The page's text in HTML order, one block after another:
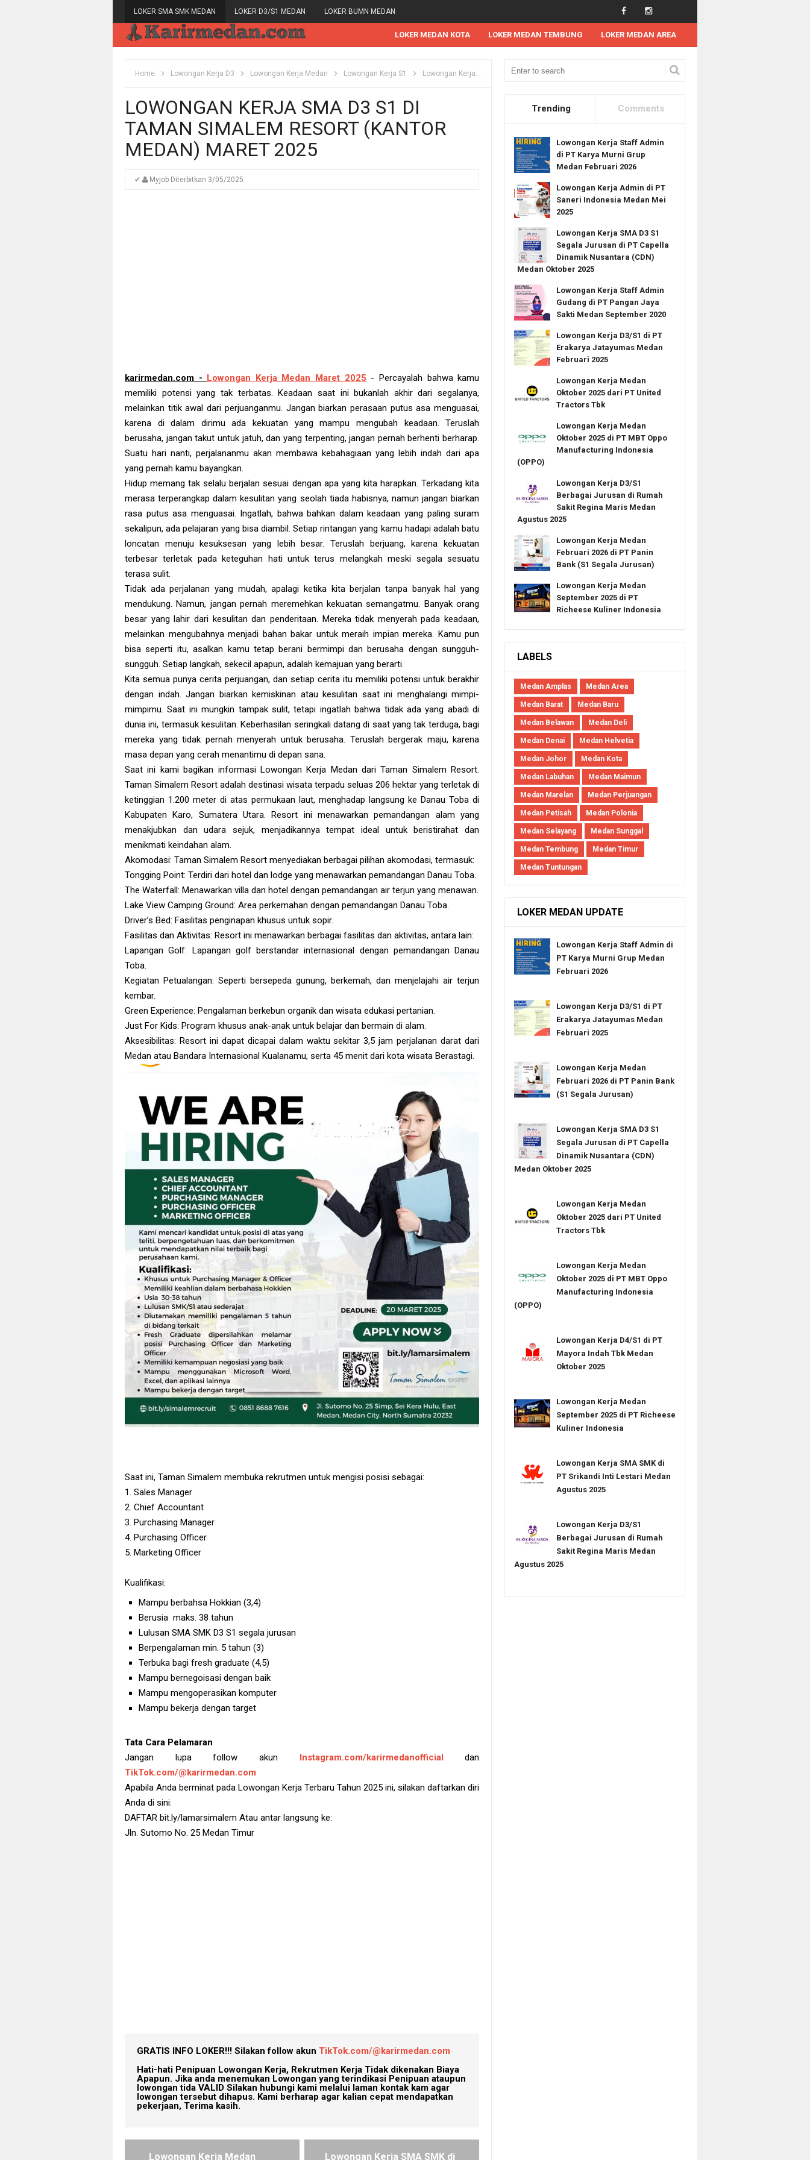
LOKER SMA SMK MEDAN LOKER D3/S1 MEDAN LOKER BUMN MEDAN
LOKER MEDAN KOTA LOKER MEDAN TEMBUNG LOKER MEDAN AREA
Home Lowongan Kerja D3 Lowongan Kerja Medan Lowongan Kerja S1 Lowongan Kerja SMA Lowongan Kerja SMK Lowongan Kerja Tahun 2025
LOWONGAN KERJA SMA D3 S1 DI
TAMAN SIMALEM RESORT (KANTOR
MEDAN) MARET 2025
✔ Myjob Diterbitkan 3/05/2025
karirmedan.com - Lowongan Kerja Medan Maret 2025 - Percayalah bahwa kamu
memiliki potensi yang tak terbatas. Keadaan saat ini bukanlah akhir dari segalanya,
melainkan titik awal dari perjuanganmu. Jangan biarkan perasaan putus asa menguasai,
karena di dalam dirimu ada kekuatan yang mampu mengubah keadaan. Teruslah
berusaha, jangan takut untuk jatuh, dan yang terpenting, jangan pernah berhenti berharap.
Suatu hari nanti, perjalananmu akan membawa kebahagiaan yang lebih indah dari apa
yang pernah kamu bayangkan.
Hidup memang tak selalu berjalan sesuai dengan apa yang kita harapkan. Terkadang kita
merasa terperangkap dalam kesulitan yang seolah tiada habisnya, namun jangan biarkan
rasa putus asa menguasai. Ingatlah, bahwa bahkan dalam keadaan yang paling suram
sekalipun, ada pelajaran yang bisa diambil. Setiap rintangan yang kamu hadapi adalah batu
loncatan menuju kesuksesan yang lebih besar. Teruslah berjuang, karena kekuatan
terbesar terletak pada keteguhan hati untuk terus melangkah meski segala sesuatu
terasa sulit.
Tidak ada perjalanan yang mudah, apalagi ketika kita berjalan tanpa banyak hal yang
mendukung. Namun, jangan pernah meremehkan kekuatan semangatmu. Banyak orang
besar yang lahir dari kesulitan dan penderitaan. Mereka tidak menyerah pada keadaan,
melainkan mengubahnya menjadi bahan bakar untuk meraih impian mereka. Kamu pun
bisa seperti itu, asalkan kamu tetap berani bermimpi dan berusaha dengan sungguh-
sungguh. Setiap langkah, sekecil apapun, adalah kemajuan yang berarti.
Kita semua punya cerita perjuangan, dan setiap cerita itu memiliki potensi untuk berakhir
dengan indah. Jangan biarkan kemiskinan atau kesulitan saat ini menghalangi mimpi-
mimpimu. Saat ini mungkin tampak sulit, tetapi ingatlah bahwa tidak ada yang abadi di
dunia ini, termasuk kesulitan. Keberhasilan seringkali datang di saat yang tak terduga, bagi
mereka yang tidak pernah menyerah untuk berusaha. Teruslah bergerak maju, karena
masa depan yang cerah menantimu di depan sana.
Saat ini kami bagikan informasi Lowongan Kerja Medan dari Taman Simalem Resort.
Taman Simalem Resort adalah destinasi wisata terpadu seluas 206 hektar yang terletak di
ketinggian 1.200 meter di atas permukaan laut, menghadap langsung ke Danau Toba di
Kabupaten Karo, Sumatera Utara. Resort ini menawarkan pemandangan alam yang
menakjubkan dan udara sejuk, menjadikannya tempat ideal untuk beristirahat dan
menikmati keindahan alam.
Akomodasi: Taman Simalem Resort menyediakan berbagai pilihan akomodasi, termasuk:
Tongging Point: Terdiri dari hotel dan lodge yang menawarkan pemandangan Danau Toba.
The Waterfall: Menawarkan villa dan hotel dengan pemandangan air terjun yang menawan.
Lake View Camping Ground: Area perkemahan dengan pemandangan Danau Toba.
Driver’s Bed: Fasilitas penginapan khusus untuk sopir.
Fasilitas dan Aktivitas: Resort ini menawarkan berbagai fasilitas dan aktivitas, antara lain:
Lapangan Golf: Lapangan golf berstandar internasional dengan pemandangan Danau
Toba.
Kegiatan Petualangan: Seperti bersepeda gunung, berkemah, dan menjelajahi air terjun
kembar.
Green Experience: Pengalaman berkebun organik dan wisata edukasi pertanian.
Just For Kids: Program khusus anak-anak untuk belajar dan bermain di alam.
Aksesibilitas: Resort ini dapat dicapai dalam waktu sekitar 3,5 jam perjalanan darat dari
Medan atau Bandara Internasional Kualanamu, serta 45 menit dari kota wisata Berastagi.
Saat ini, Taman Simalem membuka rekrutmen untuk mengisi posisi sebagai:
1. Sales Manager
2. Chief Accountant
3. Purchasing Manager
4. Purchasing Officer
5. Marketing Officer
Kualifikasi:
Mampu berbahsa Hokkian (3,4)
Berusia maks. 38 tahun
Lulusan SMA SMK D3 S1 segala jurusan
Berpengalaman min. 5 tahun (3)
Terbuka bagi fresh graduate (4,5)
Mampu bernegoisasi dengan baik
Mampu mengoperasikan komputer
Mampu bekerja dengan target
Tata Cara Pelamaran
Jangan lupa follow akun
Instagram.com/karirmedanofficial
dan
TikTok.com/@karirmedan.com
Apabila Anda berminat pada Lowongan Kerja Terbaru Tahun 2025 ini, silakan daftarkan diri
Anda di sini:
DAFTAR bit.ly/lamarsimalem Atau antar langsung ke:
Jln. Sutomo No. 25 Medan Timur
GRATIS INFO LOKER!!! Silakan follow akun TikTok.com/@karirmedan.com
Hati-hati Penipuan Lowongan Kerja, Rekrutmen Kerja Tidak dikenakan Biaya
Apapun. Jika anda menemukan Lowongan yang terindikasi Penipuan ataupun
lowongan tida VALID Silakan hubungi kami melalui laman kontak kam agar
lowongan tersebut dihapus. Kami berharap agar kalian cepat mendapatkan
pekerjaan, Terima kasih.
Lowongan Kerja Medan Lowongan Kerja SMA SMK di
Trending Comments
Lowongan Kerja Staff Admin
di PT Karya Murni Grup
Medan Februari 2026
Lowongan Kerja Admin di PT
Saneri Indonesia Medan Mei
2025
Lowongan Kerja SMA D3 S1
Segala Jurusan di PT Capella
Dinamik Nusantara (CDN)
Medan Oktober 2025
Lowongan Kerja Staff Admin
Gudang di PT Pangan Jaya
Sakti Medan September 2020
Lowongan Kerja D3/S1 di PT
Erakarya Jatayumas Medan
Februari 2025
Lowongan Kerja Medan
Oktober 2025 dari PT United
Tractors Tbk
Lowongan Kerja Medan
Oktober 2025 di PT MBT Oppo
Manufacturing Indonesia
(OPPO)
Lowongan Kerja D3/S1
Berbagai Jurusan di Rumah
Sakit Regina Maris Medan
Agustus 2025
Lowongan Kerja Medan
Februari 2026 di PT Panin
Bank (S1 Segala Jurusan)
Lowongan Kerja Medan
September 2025 di PT
Richeese Kuliner Indonesia
LABELS
Medan Amplas Medan Area
Medan Barat Medan Baru
Medan Belawan Medan Deli
Medan Denai Medan Helvetia
Medan Johor Medan Kota
Medan Labuhan Medan Maimun
Medan Marelan Medan Perjuangan
Medan Petisah Medan Polonia
Medan Selayang Medan Sunggal
Medan Tembung Medan Timur
Medan Tuntungan
LOKER MEDAN UPDATE
Lowongan Kerja Staff Admin di
PT Karya Murni Grup Medan
Februari 2026
Lowongan Kerja D3/S1 di PT
Erakarya Jatayumas Medan
Februari 2025
Lowongan Kerja Medan
Februari 2026 di PT Panin Bank
(S1 Segala Jurusan)
Lowongan Kerja SMA D3 S1
Segala Jurusan di PT Capella
Dinamik Nusantara (CDN)
Medan Oktober 2025
Lowongan Kerja Medan
Oktober 2025 dari PT United
Tractors Tbk
Lowongan Kerja Medan
Oktober 2025 di PT MBT Oppo
Manufacturing Indonesia
(OPPO)
Lowongan Kerja D4/S1 di PT
Mayora Indah Tbk Medan
Oktober 2025
Lowongan Kerja Medan
September 2025 di PT Richeese
Kuliner Indonesia
Lowongan Kerja SMA SMK di
PT Srikandi Inti Lestari Medan
Agustus 2025
Lowongan Kerja D3/S1
Berbagai Jurusan di Rumah
Sakit Regina Maris Medan
Agustus 2025